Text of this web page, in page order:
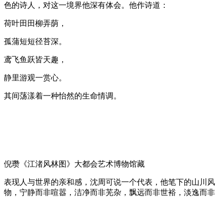
色的诗人，对这一境界他深有体会。他作诗道：
荷叶田田柳弄荫，
孤蒲短短径苔深。
鸢飞鱼跃皆天趣，
静里游观一赏心。
其间荡漾着一种怡然的生命情调。
倪瓒《江渚风林图》大都会艺术博物馆藏
表现人与世界的亲和感，沈周可说一个代表，他笔下的山川风
物，宁静而非喧嚣，洁净而非芜杂，飘远而非世裕，淡逸而非